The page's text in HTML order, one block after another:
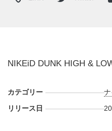
NIKEiD DUNK HIGH &
カテゴリー
リリース日